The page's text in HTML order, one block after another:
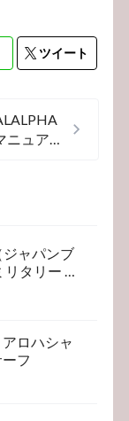
ツイート
ュアル
ャパンブ
タリー ベ
ロハシャ
フ